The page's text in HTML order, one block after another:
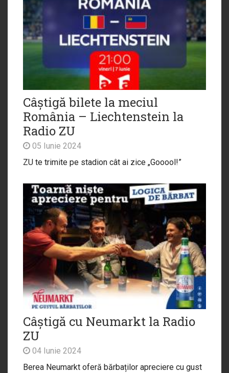
Câștigă bilete la meciul
România – Liechtenstein la
Radio ZU
05 Iunie 2024
ZU te trimite pe stadion cât ai zice „Gooool!”
Câștigă cu Neumarkt la Radio
ZU
04 Iunie 2024
Berea Neumarkt oferă bărbaților apreciere cu gust